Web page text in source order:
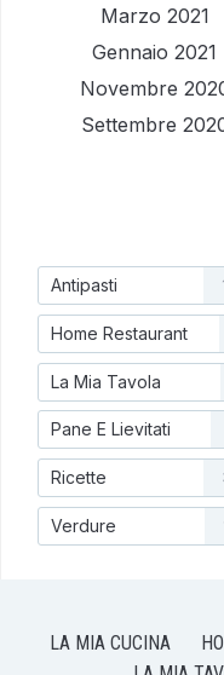
Marzo 2021
Gennaio 2021
Novembre
Settembre
Antipasti
Home Restaurant
La Mia Tavola
Pane E Lievitati
Ricette
Verdure
LA MIA CUCINA